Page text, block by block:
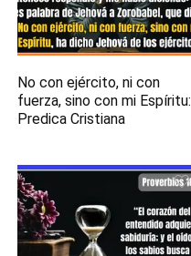
No con ejército, ni con
fuerza, sino con mi Espíritu:
Predica Cristiana